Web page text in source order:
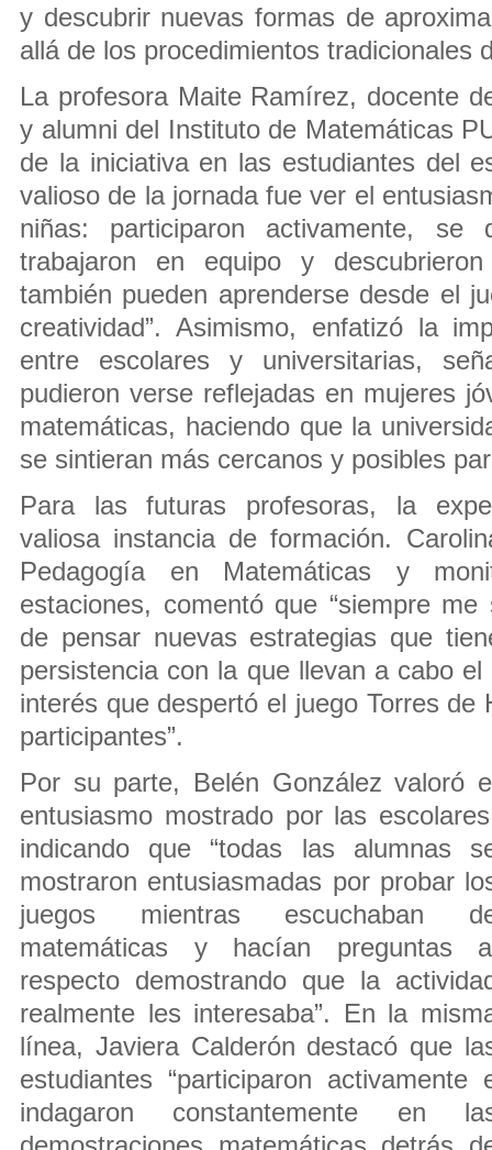
y descubrir nuevas formas de
allá de los procedimientos tradicionales
La profesora Maite Ramírez, docente
y alumni del Instituto de Matemáticas
de la iniciativa en las estudiantes del
valioso de la jornada fue ver el
niñas: participaron activamente, se
trabajaron en equipo y
también pueden aprenderse desde el
creatividad”. Asimismo, enfatizó la
entre escolares y universitarias,
pudieron verse reflejadas en mujeres
matemáticas, haciendo que la
se sintieran más cercanos y posibles
Para las futuras profesoras, la
valiosa instancia de formación.
Pedagogía en Matemáticas y
estaciones, comentó que “siempre
de pensar nuevas estrategias que
persistencia con la que llevan a cabo el
interés que despertó el juego Torres de
participantes”.
Por su parte, Belén González valoró
entusiasmo mostrado por las
indicando que “todas las alumnas
mostraron entusiasmadas por probar
juegos mientras escuchaban
matemáticas y hacían preguntas
respecto demostrando que la
realmente les interesaba”. En la
línea, Javiera Calderón destacó que
estudiantes “participaron activamente
indagaron constantemente en